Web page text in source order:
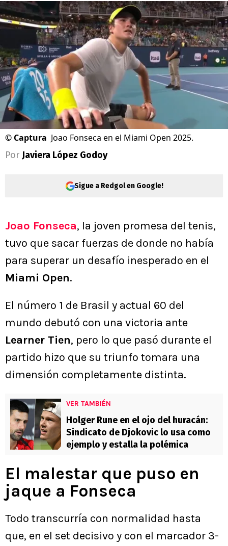
© Captura Joao Fonseca en el Miami Open 2025.
Por Javiera López Godoy
Sigue a Redgol en Google!
Joao Fonseca, la joven promesa del tenis,
tuvo que sacar fuerzas de donde no había
para superar un desafío inesperado en el
Miami Open.
El número 1 de Brasil y actual 60 del
mundo debutó con una victoria ante
Learner Tien, pero lo que pasó durante el
partido hizo que su triunfo tomara una
dimensión completamente distinta.
VER TAMBIÉN
Holger Rune en el ojo del huracán:
Sindicato de Djokovic lo usa como
ejemplo y estalla la polémica
El malestar que puso en
jaque a Fonseca
Todo transcurría con normalidad hasta
que, en el set decisivo y con el marcador 3-